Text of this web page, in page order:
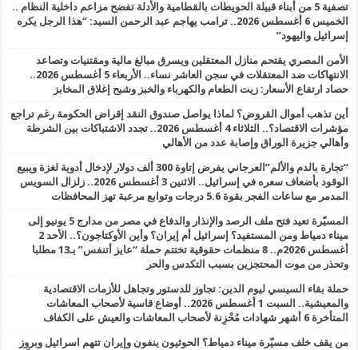
تصفية 5 من أبناء قبيلة الحويطات بالقطامية والأدلة تفضح مزاعم داخلية النظام ..
الخميس 6 أغسطس 2026.. ترامب يهاجم عبد الرحمن السيد: “هذا الرجل يكره
إسرائيل واليهود”
الأمن المصري يقتحم منازل المعتقلين ويسرق مبالغ مالية ومقتنيات وتصاعد
الانتهاكات ضد المعتقلات في سجن العاشر نساء.. الأربعاء 5 أغسطس 2026..
حصاد ارتفاع الأسعار: زيت الطعام والكهرباء والخبز وشبح إغلاق المخابز
أين تذهب أموال القروض؟ لماذا يواصل صندوق النقد إقراض الحكومة رغم تراجع
مؤشرات الاقتصاد؟.. الثلاثاء 4 أغسطس 2026.. تجدد الاشتباكات بين الشرطة
وأهالي جزيرة الوراق وإصابة عدد من الأهالي
“تجارة بالدم والألم”العرجاني يفرض إتاوة 300 ألف دولار لإدخال أدوية لغزة ويبيع
الوقود بأضعاف سعره في إسرائيل.. الاثنين 3 أغسطس 2026.. زلزال السويس
المدمر مع ساعات الفجر بقوة 5.6 درجات وتوابع مرعبة تهز المحافظات
المسيّرة تعيد فتح ملف الرصد والإنذار والدفاع في مصر من مدارج 5 يونيو إلى
ميناء دمياط ومن المستفيد؟ إسرائيل أم إيران؟ وأين الأوكتاجون؟.. الأحد 2
أغسطس 2026م.. 8 منظمات حقوقية تختتم حملة “عايز أتنفس” بـ13 مطلبا
وتحذر من موت المحتجزين بسبب التكدس والحر
حملة بقاء السيسي ليوم الدين: تجاوز للدستور وتجاهل للأزمات الاقتصادية
والمعيشية.. السبت 1 أغسطس 2026.. أوضاع قاسية لأصحاب المعاشات
المتأخرة 6 أشهر شهادات مُحْزِنة لأصحاب المعاشات والعيش على الكفاف
من يقف خلف مسيّرة ميناء دمياط؟ الحوثيون ينفون وإيران تتهم اسرائيل وبروز